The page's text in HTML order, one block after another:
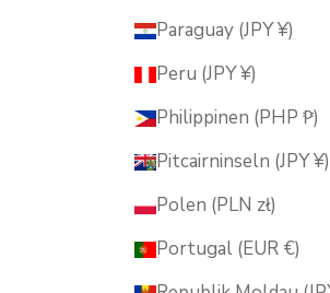
Paraguay (JPY ¥)
Peru (JPY ¥)
Philippinen (PHP ₱)
Pitcairninseln (JPY ¥)
Polen (PLN zł)
Portugal (EUR €)